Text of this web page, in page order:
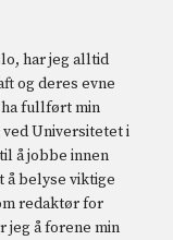
har jeg alltid
og deres evne
fullført min
Universitetet i
å jobbe innen
å belyse viktige
redaktør for
å forene min